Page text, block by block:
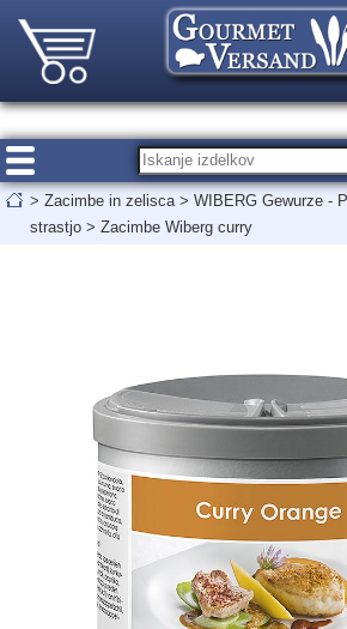
> Zacimbe in zelisca > WIBERG Gewurze -
strastjo > Zacimbe Wiberg curry